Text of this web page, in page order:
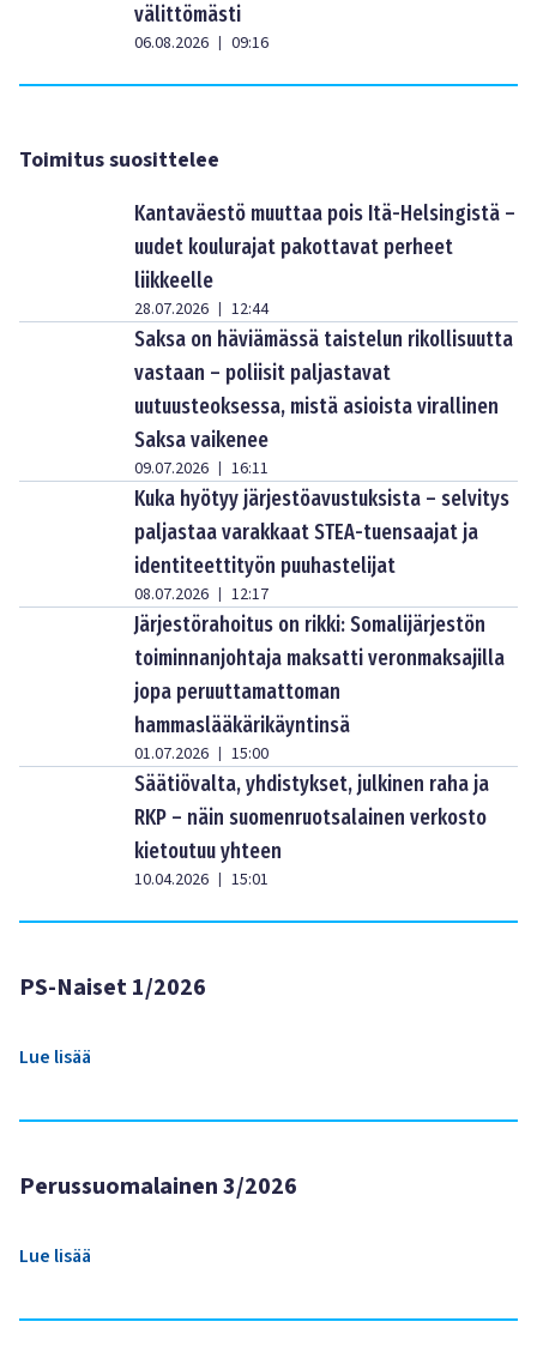
välittömästi
06.08.2026 | 09:16
Toimitus suosittelee
Kantaväestö muuttaa pois Itä-Helsingistä –
uudet koulurajat pakottavat perheet
liikkeelle
28.07.2026 | 12:44
Saksa on häviämässä taistelun rikollisuutta
vastaan – poliisit paljastavat
uutuusteoksessa, mistä asioista virallinen
Saksa vaikenee
09.07.2026 | 16:11
Kuka hyötyy järjestöavustuksista – selvitys
paljastaa varakkaat STEA-tuensaajat ja
identiteettityön puuhastelijat
08.07.2026 | 12:17
Järjestörahoitus on rikki: Somalijärjestön
toiminnanjohtaja maksatti veronmaksajilla
jopa peruuttamattoman
hammaslääkärikäyntinsä
01.07.2026 | 15:00
Säätiövalta, yhdistykset, julkinen raha ja
RKP – näin suomenruotsalainen verkosto
kietoutuu yhteen
10.04.2026 | 15:01
PS-Naiset 1/2026
Lue lisää
Perussuomalainen 3/2026
Lue lisää